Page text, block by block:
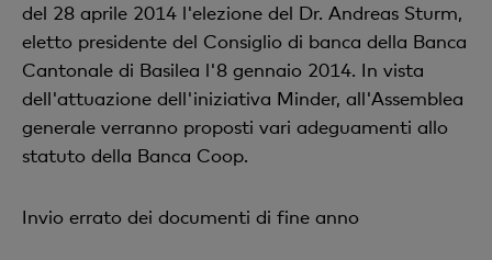
del 28 aprile 2014 l'elezione del Dr. Andreas Sturm,
eletto presidente del Consiglio di banca della Banca
Cantonale di Basilea l'8 gennaio 2014. In vista
dell'attuazione dell'iniziativa Minder, all'Assemblea
generale verranno proposti vari adeguamenti allo
statuto della Banca Coop.
Invio errato dei documenti di fine anno